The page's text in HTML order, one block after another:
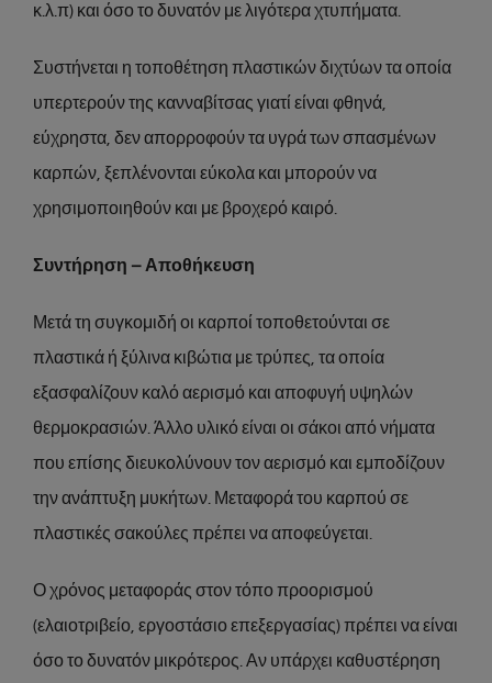
κ.λ.π) και όσο το δυνατόν με λιγότερα χτυπήματα.
Συστήνεται η τοποθέτηση πλαστικών διχτύων τα οποία
υπερτερούν της κανναβίτσας γιατί είναι φθηνά,
εύχρηστα, δεν απορροφούν τα υγρά των σπασμένων
καρπών, ξεπλένονται εύκολα και μπορούν να
χρησιμοποιηθούν και με βροχερό καιρό.
Συντήρηση – Αποθήκευση
Μετά τη συγκομιδή οι καρποί τοποθετούνται σε
πλαστικά ή ξύλινα κιβώτια με τρύπες, τα οποία
εξασφαλίζουν καλό αερισμό και αποφυγή υψηλών
θερμοκρασιών. Άλλο υλικό είναι οι σάκοι από νήματα
που επίσης διευκολύνουν τον αερισμό και εμποδίζουν
την ανάπτυξη μυκήτων. Μεταφορά του καρπού σε
πλαστικές σακούλες πρέπει να αποφεύγεται.
Ο χρόνος μεταφοράς στον τόπο προορισμού
(ελαιοτριβείο, εργοστάσιο επεξεργασίας) πρέπει να είναι
όσο το δυνατόν μικρότερος. Αν υπάρχει καθυστέρηση